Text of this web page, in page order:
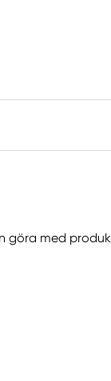
göra med